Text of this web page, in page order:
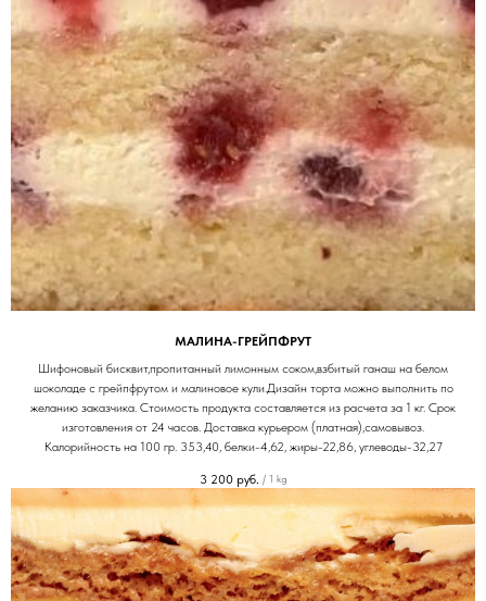
МАЛИНА-ГРЕЙПФРУТ
Шифоновый бисквит,пропитанный лимонным соком,взбитый ганаш на белом
шоколаде с грейпфрутом и малиновое кули.Дизайн торта можно выполнить по
желанию заказчика. Стоимость продукта составляется из расчета за 1 кг. Срок
изготовления от 24 часов. Доставка курьером (платная),самовывоз.
Калорийность на 100 гр. 353,40, белки-4,62, жиры-22,86, углеводы-32,27
3 200 руб. / 1 kg